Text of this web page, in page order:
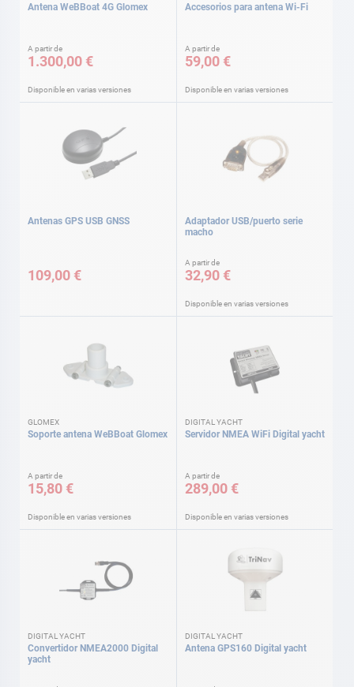
Antena WeBBoat 4G Glomex
A partir de
1.300,00 €
Disponible en varias versiones
Accesorios para antena Wi-Fi
A partir de
59,00 €
Disponible en varias versiones
Antenas GPS USB GNSS
109,00 €
Adaptador USB/puerto serie
macho
A partir de
32,90 €
Disponible en varias versiones
GLOMEX
Soporte antena WeBBoat Glomex
A partir de
15,80 €
Disponible en varias versiones
DIGITAL YACHT
Servidor NMEA WiFi Digital yacht
A partir de
289,00 €
Disponible en varias versiones
DIGITAL YACHT
Convertidor NMEA2000 Digital
yacht
DIGITAL YACHT
Antena GPS160 Digital yacht